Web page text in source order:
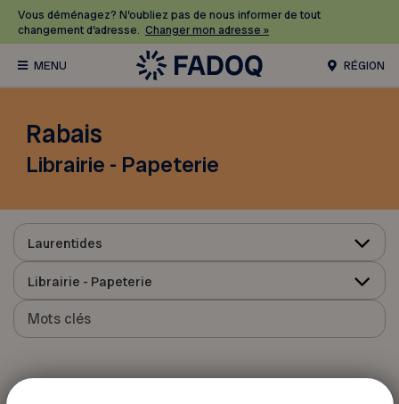
Vous déménagez? N’oubliez pas de nous informer de tout
changement d’adresse. Changer mon adresse »
RÉGION
Rabais
Librairie - Papeterie
Laurentides
Librairie - Papeterie